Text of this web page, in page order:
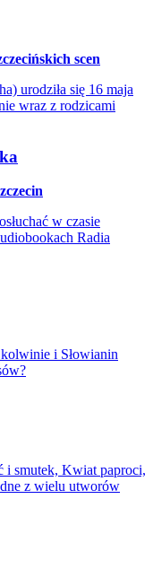
scen
urodziła się 16 maja
wraz z rodzicami
w czasie
Radia
i Słowianin
i smutek, Kwiat paproci,
z wielu utworów